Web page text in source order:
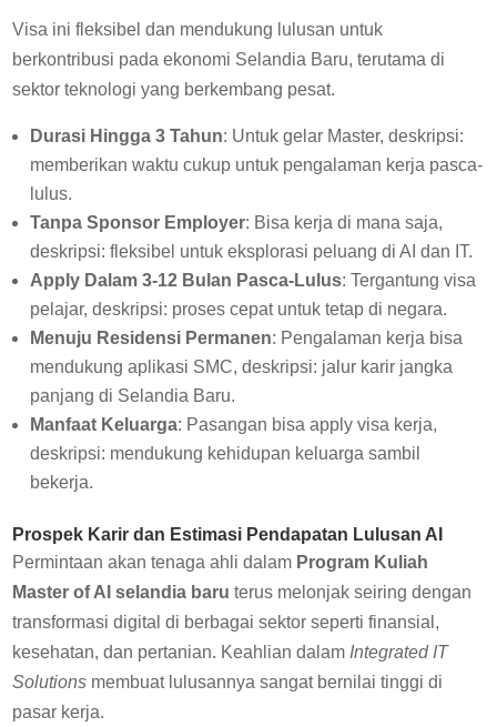
Visa ini fleksibel dan mendukung lulusan untuk
berkontribusi pada ekonomi Selandia Baru, terutama di
sektor teknologi yang berkembang pesat.
Durasi Hingga 3 Tahun: Untuk gelar Master, deskripsi:
memberikan waktu cukup untuk pengalaman kerja pasca-
lulus.
Tanpa Sponsor Employer: Bisa kerja di mana saja,
deskripsi: fleksibel untuk eksplorasi peluang di AI dan IT.
Apply Dalam 3-12 Bulan Pasca-Lulus: Tergantung visa
pelajar, deskripsi: proses cepat untuk tetap di negara.
Menuju Residensi Permanen: Pengalaman kerja bisa
mendukung aplikasi SMC, deskripsi: jalur karir jangka
panjang di Selandia Baru.
Manfaat Keluarga: Pasangan bisa apply visa kerja,
deskripsi: mendukung kehidupan keluarga sambil
bekerja.
Prospek Karir dan Estimasi Pendapatan Lulusan AI
Permintaan akan tenaga ahli dalam Program Kuliah
Master of AI selandia baru terus melonjak seiring dengan
transformasi digital di berbagai sektor seperti finansial,
kesehatan, dan pertanian. Keahlian dalam Integrated IT
Solutions membuat lulusannya sangat bernilai tinggi di
pasar kerja.